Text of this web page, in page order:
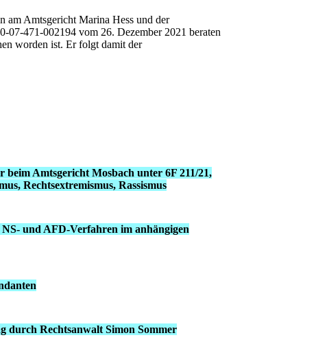
am Amtsgericht Marina Hess und der
471-002194 vom 26. Dezember 2021 beraten
worden ist. Er folgt damit der
beim Amtsgericht Mosbach unter 6F 211/21,
Rechtsextremismus, Rassismus
NS- und AFD-Verfahren im anhängigen
durch Rechtsanwalt Simon Sommer